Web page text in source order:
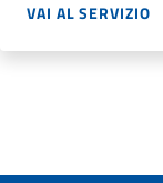
VAI AL SERVIZIO